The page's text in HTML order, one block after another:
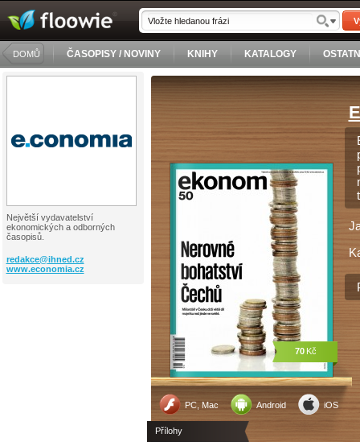
DOMŮ ČASOPISY / NOVINY KNIHY KATALOGY
Největší vydavatelství
ekonomických a odborných
časopisů.
redakce@ihned.cz
www.economia.cz
PC, Mac Android iOS
70Kč
Přílohy